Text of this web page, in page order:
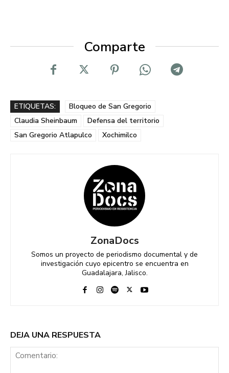
Comparte
ETIQUETAS:
Bloqueo de San Gregorio
Claudia Sheinbaum
Defensa del territorio
San Gregorio Atlapulco
Xochimilco
ZonaDocs
Somos un proyecto de periodismo documental y de
investigación cuyo epicentro se encuentra en
Guadalajara, Jalisco.
DEJA UNA RESPUESTA